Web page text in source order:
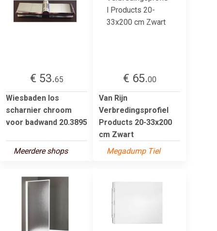
€ 53.65
Wiesbaden los
scharnier chroom
voor badwand 20.3895
Meerdere shops
€ 65.00
Van Rijn
Verbredingsprofiel
Products 20-33x200
cm Zwart
Megadump Tiel